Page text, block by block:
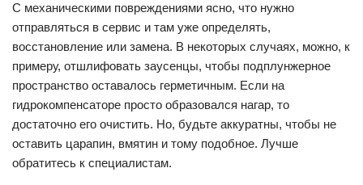
С механическими повреждениями ясно, что нужно
отправляться в сервис и там уже определять,
восстановление или замена. В некоторых случаях, можно, к
примеру, отшлифовать заусенцы, чтобы подплунжерное
пространство оставалось герметичным. Если на
гидрокомпенсаторе просто образовался нагар, то
достаточно его очистить. Но, будьте аккуратны, чтобы не
оставить царапин, вмятин и тому подобное. Лучше
обратитесь к специалистам.